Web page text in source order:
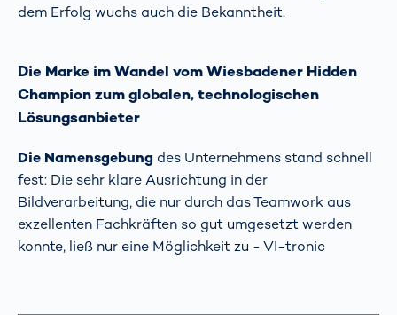
dem Erfolg wuchs auch die Bekanntheit.
Die Marke im Wandel vom Wiesbadener Hidden
Champion zum globalen, technologischen
Lösungsanbieter
Die Namensgebung des Unternehmens stand schnell
fest: Die sehr klare Ausrichtung in der
Bildverarbeitung, die nur durch das Teamwork aus
exzellenten Fachkräften so gut umgesetzt werden
konnte, ließ nur eine Möglichkeit zu - VI-tronic